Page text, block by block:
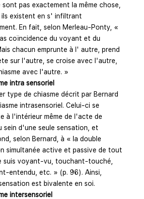
pas exactement la même chose,
ils existent en s' infiltrant
En fait, selon Merleau-Ponty, «
coïncidence du voyant et du
chacun emprunte à l' autre, prend
sur l'autre, se croise avec l'autre,
avec l'autre. »
intra sensoriel
type de chiasme décrit par Bernard
intrasensoriel. Celui-ci se
à l'intérieur même de l'acte de
sein d'une seule sensation, et
selon Bernard, à « la double
simultanée active et passive de tout
suis voyant-vu, touchant-touché,
entendu, etc. » (p. 96). Ainsi,
est bivalente en soi.
intersensoriel